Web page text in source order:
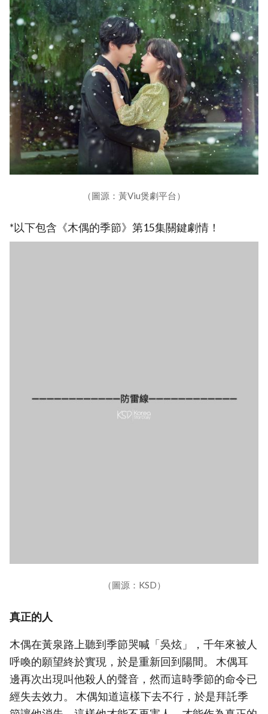
（圖源：黃Viu煲劇平台）
*以下包含《木偶的季節》第15集關鍵劇情！
（圖源：KSD）
真正的人
木偶在黃泉路上聽到季節哭喊「吳炫」，千年來被人
呼喚的願望終於實現，於是重新回到陽間。 木偶耳
邊再次出現叫他殺人的聲音，然而這時季節的命令已
經失去效力。 木偶知道這樣下去不行，於是拜託季